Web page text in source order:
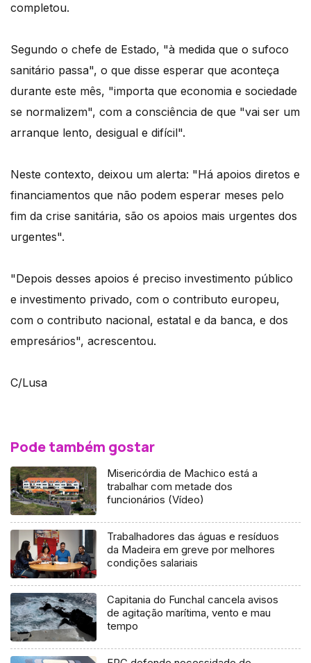
completou.
Segundo o chefe de Estado, "à medida que o sufoco
sanitário passa", o que disse esperar que aconteça
durante este mês, "importa que economia e sociedade
se normalizem", com a consciência de que "vai ser um
arranque lento, desigual e difícil".
Neste contexto, deixou um alerta: "Há apoios diretos e
financiamentos que não podem esperar meses pelo
fim da crise sanitária, são os apoios mais urgentes dos
urgentes".
"Depois desses apoios é preciso investimento público
e investimento privado, com o contributo europeu,
com o contributo nacional, estatal e da banca, e dos
empresários", acrescentou.
C/Lusa
Pode também gostar
Misericórdia de Machico está a
trabalhar com metade dos
funcionários (Vídeo)
Trabalhadores das águas e resíduos
da Madeira em greve por melhores
condições salariais
Capitania do Funchal cancela avisos
de agitação marítima, vento e mau
tempo